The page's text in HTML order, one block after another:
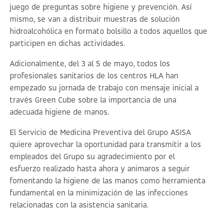
juego de preguntas sobre higiene y prevención. Así
mismo, se van a distribuir muestras de solución
hidroalcohólica en formato bolsillo a todos aquellos que
participen en dichas actividades.
Adicionalmente, del 3 al 5 de mayo, todos los
profesionales sanitarios de los centros HLA han
empezado su jornada de trabajo con mensaje inicial a
través Green Cube sobre la importancia de una
adecuada higiene de manos.
El Servicio de Medicina Preventiva del Grupo ASISA
quiere aprovechar la oportunidad para transmitir a los
empleados del Grupo su agradecimiento por el
esfuerzo realizado hasta ahora y animaros a seguir
fomentando la higiene de las manos como herramienta
fundamental en la minimización de las infecciones
relacionadas con la asistencia sanitaria.